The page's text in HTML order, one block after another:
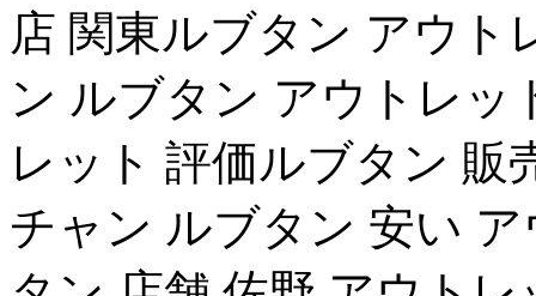
店 関東ルブタン アウト
ン ルブタン アウトレ
レット 評価ルブタン 販
チャン ルブタン 安い